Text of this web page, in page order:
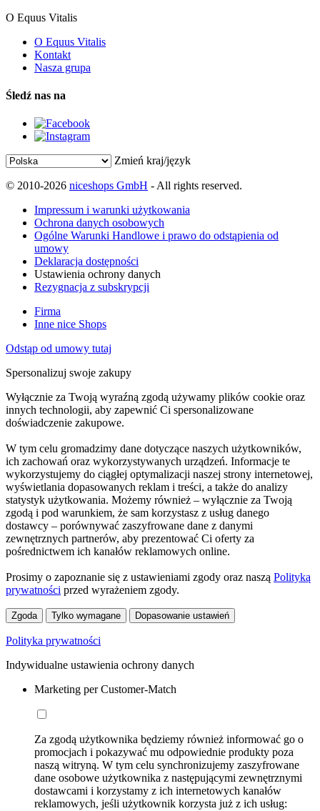
O Equus Vitalis
O Equus Vitalis
Kontakt
Nasza grupa
Śledź nas na
Zmień kraj/język
© 2010-2026 niceshops GmbH - All rights reserved.
Impressum i warunki użytkowania
Ochrona danych osobowych
Ogólne Warunki Handlowe i prawo do odstąpienia od
umowy
Deklaracja dostępności
Ustawienia ochrony danych
Rezygnacja z subskrypcji
Firma
Inne nice Shops
Odstąp od umowy tutaj
Spersonalizuj swoje zakupy
Wyłącznie za Twoją wyraźną zgodą używamy plików cookie oraz
innych technologii, aby zapewnić Ci spersonalizowane
doświadczenie zakupowe.
W tym celu gromadzimy dane dotyczące naszych użytkowników,
ich zachowań oraz wykorzystywanych urządzeń. Informacje te
wykorzystujemy do ciągłej optymalizacji naszej strony internetowej,
wyświetlania dopasowanych reklam i treści, a także do analizy
statystyk użytkowania. Możemy również – wyłącznie za Twoją
zgodą i pod warunkiem, że sam korzystasz z usług danego
dostawcy – porównywać zaszyfrowane dane z danymi
zewnętrznych partnerów, aby prezentować Ci oferty za
pośrednictwem ich kanałów reklamowych online.
Prosimy o zapoznanie się z ustawieniami zgody oraz naszą Polityką
prywatności przed wyrażeniem zgody.
Zgoda Tylko wymagane Dopasowanie ustawień
Polityka prywatności
Indywidualne ustawienia ochrony danych
Marketing per Customer-Match
Za zgodą użytkownika będziemy również informować go o
promocjach i pokazywać mu odpowiednie produkty poza
naszą witryną. W tym celu synchronizujemy zaszyfrowane
dane osobowe użytkownika z następującymi zewnętrznymi
dostawcami i korzystamy z ich internetowych kanałów
reklamowych, jeśli użytkownik korzysta już z ich usług: